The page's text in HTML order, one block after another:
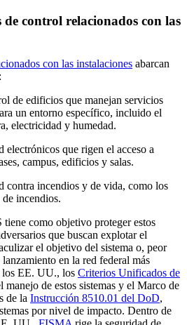
de control relacionados con las
con las instalaciones abarcan
de edificios que manejan servicios
un entorno específico, incluido el
electricidad y humedad.
electrónicos que rigen el acceso a
campus, edificios y salas.
contra incendios y de vida, como los
incendios.
como objetivo proteger estos
que buscan explotar el
el objetivo del sistema o, peor
en la red federal más
EE. UU., los Criterios Unificados de
de estos sistemas y el Marco de
de la Instrucción 8510.01 del DoD,
por nivel de impacto. Dentro de